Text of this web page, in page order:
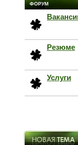
ФОРУМ
Резюме
Услуги
Новая тема